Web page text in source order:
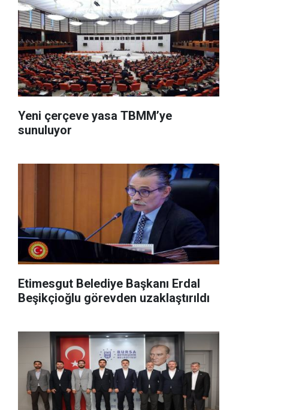
Yeni çerçeve yasa TBMM’ye
sunuluyor
Etimesgut Belediye Başkanı Erdal
Beşikçioğlu görevden uzaklaştırıldı